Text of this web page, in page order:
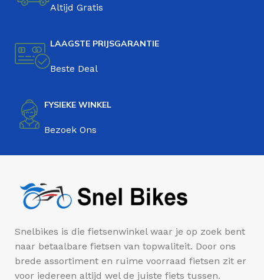
Altijd Gratis
LAAGSTE PRIJSGARANTIE
Beste Deal
FYSIEKE WINKEL
Bezoek Ons
Snelbikes is die fietsenwinkel waar je op zoek bent
naar betaalbare fietsen van topwaliteit. Door ons
brede assortiment en ruime voorraad fietsen zit er
voor iedereen altijd wel de juiste fiets tussen.